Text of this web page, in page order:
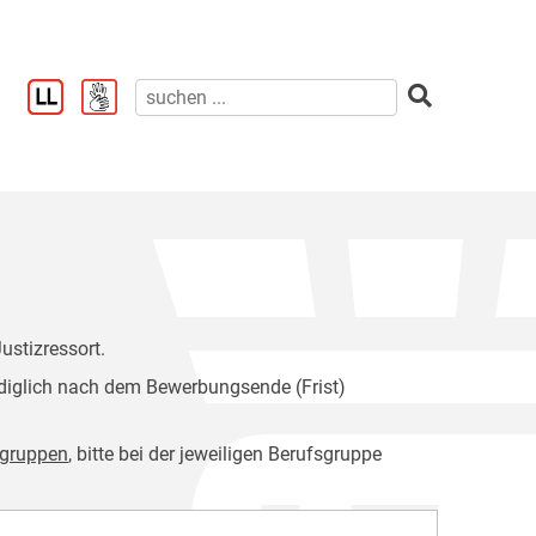
nach dem Bewerbungsende (Frist)
, bitte bei der jeweiligen Berufsgruppe